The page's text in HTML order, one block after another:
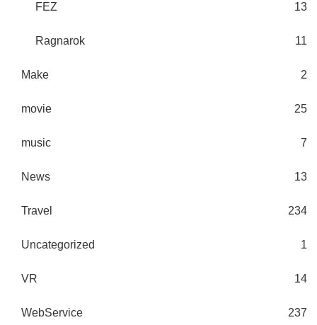
FEZ 13
Ragnarok 11
Make 2
movie 25
music 7
News 13
Travel 234
Uncategorized 1
VR 14
WebService 237